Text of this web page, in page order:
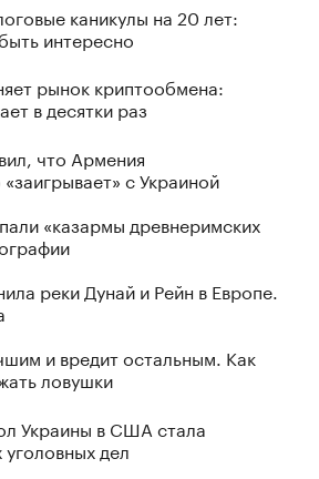
каникулы на 20 лет:
интересно
рынок криптообмена:
в десятки раз
что Армения
с Украиной
«казармы древнеримских
реки Дунай и Рейн в Европе.
и вредит остальным. Как
ловушки
Украины в США стала
дел